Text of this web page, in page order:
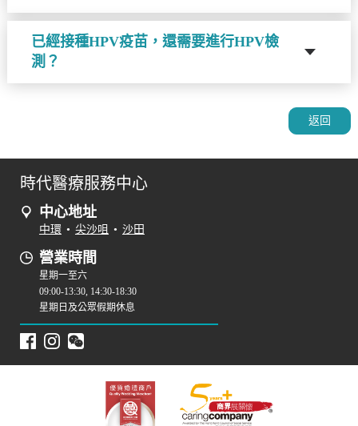
已經接種HPV疫苗，還需要進行HPV檢
測？
返回
時代醫療服務中心
中心地址
中環 • 尖沙咀 • 沙田
營業時間
星期一至六
09:00-13:30, 14:30-18:30
星期日及公眾假期休息